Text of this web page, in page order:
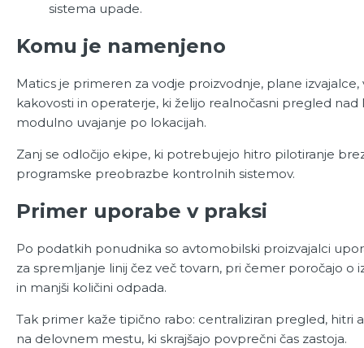
sistema upade.
Komu je namenjeno
Matics je primeren za vodje proizvodnje, plane izvajalce,
kakovosti in operaterje, ki želijo realnočasni pregled nad
modulno uvajanje po lokacijah.
Zanj se odločijo ekipe, ki potrebujejo hitro pilotiranje
programske preobrazbe kontrolnih sistemov.
Primer uporabe v praksi
Po podatkih ponudnika so avtomobilski proizvajalci
za spremljanje linij čez več tovarn, pri čemer poročajo o
in manjši količini odpada.
Tak primer kaže tipično rabo: centraliziran pregled, hitri
na delovnem mestu, ki skrajšajo povprečni čas zastoja.